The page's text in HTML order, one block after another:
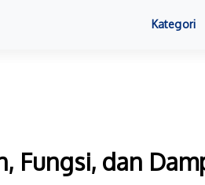
Kategori
Fungsi, dan